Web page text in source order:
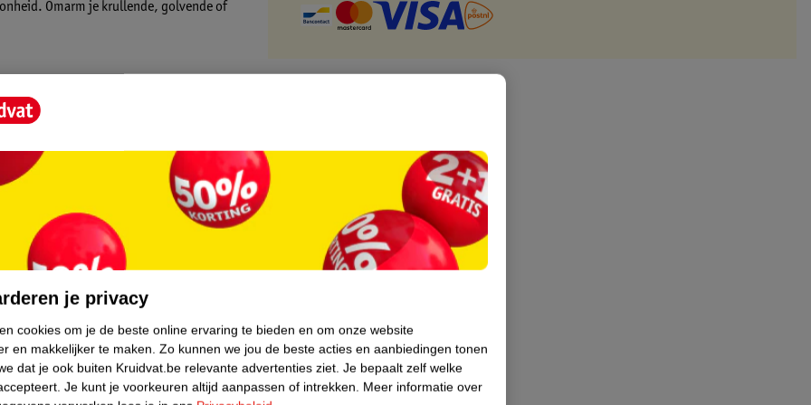
Omarm je krullende, golvende of
en golven te herstellen, te verfrissen en
lichtjes in en verzamel het in een
je privacy
cookies om je de beste online ervaring te bieden en om onze website
en makkelijker te maken. Zo kunnen we jou de beste acties en aanbiedingen tonen
dat je ook buiten Kruidvat.be relevante advertenties ziet. Je bepaalt zelf welke
Je kunt je voorkeuren altijd aanpassen of intrekken. Meer informatie over